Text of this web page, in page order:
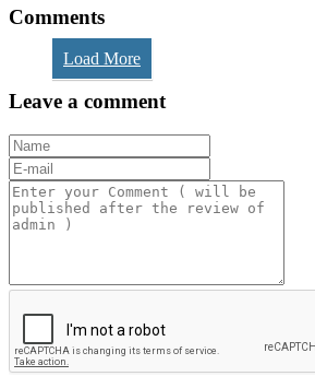
Comments
Load More
Leave a comment